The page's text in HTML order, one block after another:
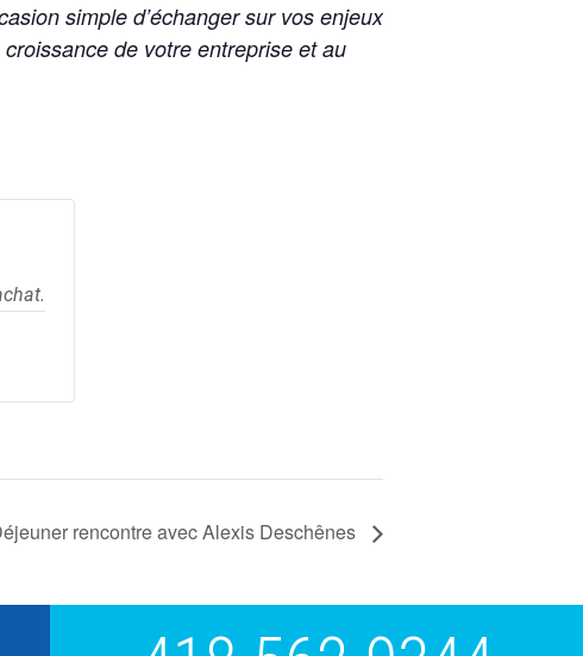
simple d’échanger sur vos enjeux
de votre entreprise et au
rencontre avec Alexis Deschênes